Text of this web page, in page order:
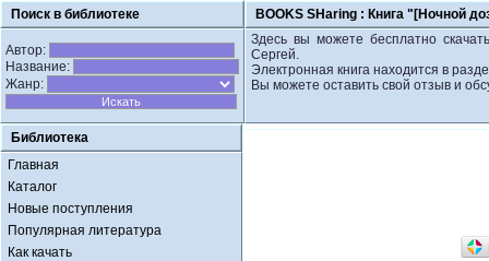
Поиск в библиотеке BOOKS SHaring : Книга "[Ночной
Автор:
Название:
Жанр:
Здесь вы можете бесплатно
Сергей.
Электронная книга находится в
Вы можете оставить свой отзыв и
Библиотека
Главная
Каталог
Новые поступления
Популярная литература
Как качать